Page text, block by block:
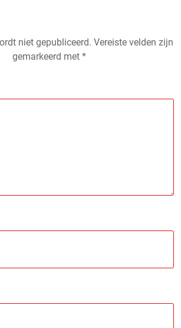
niet gepubliceerd. Vereiste velden zijn
gemarkeerd met *